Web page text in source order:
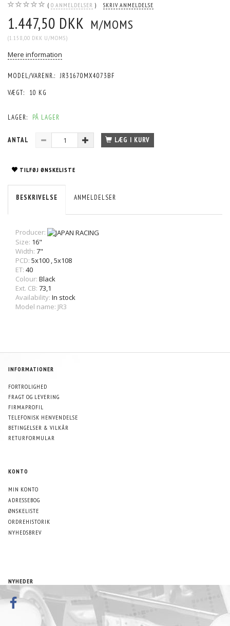
0 ANMELDELSER SKRIV ANMELDELSE
1.447,50 DKK M/MOMS
(1.158,00 DKK U/MOMS)
Mere information
MODEL/VARENR.: JR31670MX4073BF
VÆGT:
10 KG
LAGER: PÅ LAGER
ANTAL LÆG I KURV
TILFØJ ØNSKELISTE
BESKRIVELSE ANMELDELSER
Producer:
Size: 16"
Width: 7"
PCD: 5x100 ,5x108
ET: 40
Colour: Black
Ext. CB: 73,1
Availability: In stock
Model name: JR3
INFORMATIONER
FORTROLIGHED
FRAGT OG LEVERING
FIRMAPROFIL
TELEFONISK HENVENDELSE
BETINGELSER & VILKÅR
RETURFORMULAR
KONTO
MIN KONTO
ADRESSEBOG
ØNSKELISTE
ORDREHISTORIK
NYHEDSBREV
NYHEDER